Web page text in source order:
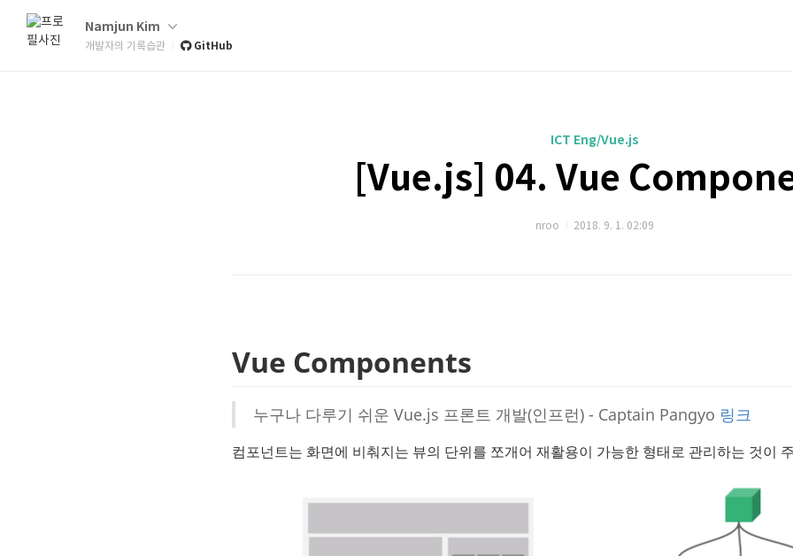
Namjun Kim
개발자의 기록습관 GitHub
ICT Eng/Vue.js
[Vue.js] 04. Vue
nroo 2018. 9. 1. 02:09
Vue Components
누구나 다루기 쉬운 Vue.js 프론트 개발(인프런) - Captain Pangyo 링크
컴포넌트는 화면에 비춰지는 뷰의 단위를 쪼개어 재활용이 가능한 형태로 관리하는 것이